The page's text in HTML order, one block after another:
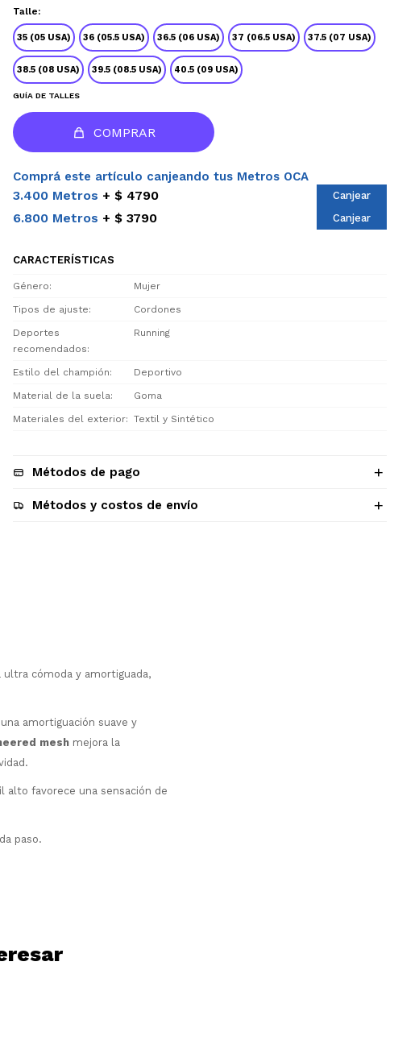
Talle:
35 (05 USA) 36 (05.5 USA) 36.5 (06 USA) 37 (06.5 USA) 37.5 (07 USA)
38.5 (08 USA) 39.5 (08.5 USA) 40.5 (09 USA)
GUÍA DE TALLES
COMPRAR
Comprá este artículo canjeando tus Metros OCA
3.400 Metros $ 4790 Canjear
6.800 Metros $ 3790 Canjear
CARACTERÍSTICAS
Género Mujer
Tipos de ajuste Cordones
Deportes
recomendados
Running
Estilo del champión Deportivo
Material de la suela Goma
Materiales del exterior Textil y Sintético
Métodos de pago
Métodos y costos de envío
ultra cómoda y amortiguada,
amortiguación suave y
mesh mejora la
alto favorece una sensación de
paso.